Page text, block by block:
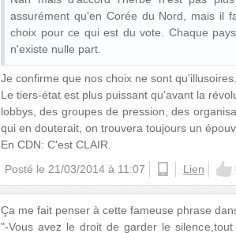
assurément qu'en Corée du Nord, mais il
choix pour ce qui est du vote. Chaque
n'existe nulle part.
Je confirme que nos choix ne sont qu'illusoires.
Le tiers-état est plus puissant qu'avant la
lobbys, des groupes de pression, des
qui en douterait, on trouvera toujours un
En CDN: C'est CLAIR.
Posté le 21/03/2014 à 11:07 androidLien
Ça me fait penser à cette fameuse phrase
"-Vous avez le droit de garder le